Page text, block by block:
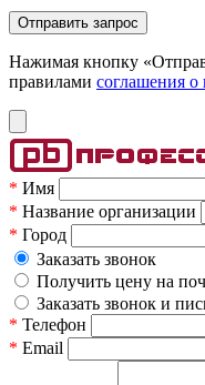
Нажимая кнопку
правилами соглашения о
* Имя
* Название организации
* Город
Заказать звонок
Получить цену на
Заказать звонок и
* Телефон
* Email